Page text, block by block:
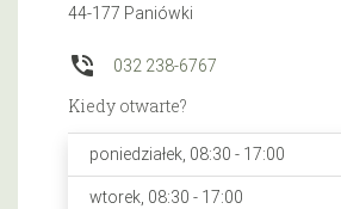
44-177 Paniówki
phone_in_talk 032 238-6767
Kiedy otwarte?
poniedziałek, 08:30 - 17:00
wtorek, 08:30 - 17:00